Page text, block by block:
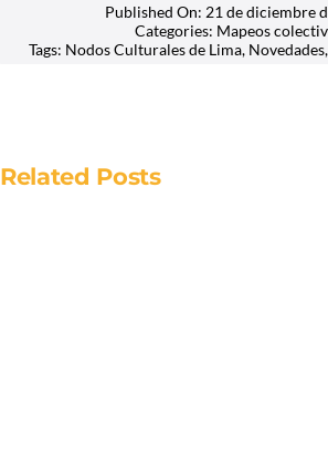
Published On: 21 de diciembre
Categories: Mapeos
Tags: Nodos Culturales de Lima, Novedades,
Related Posts